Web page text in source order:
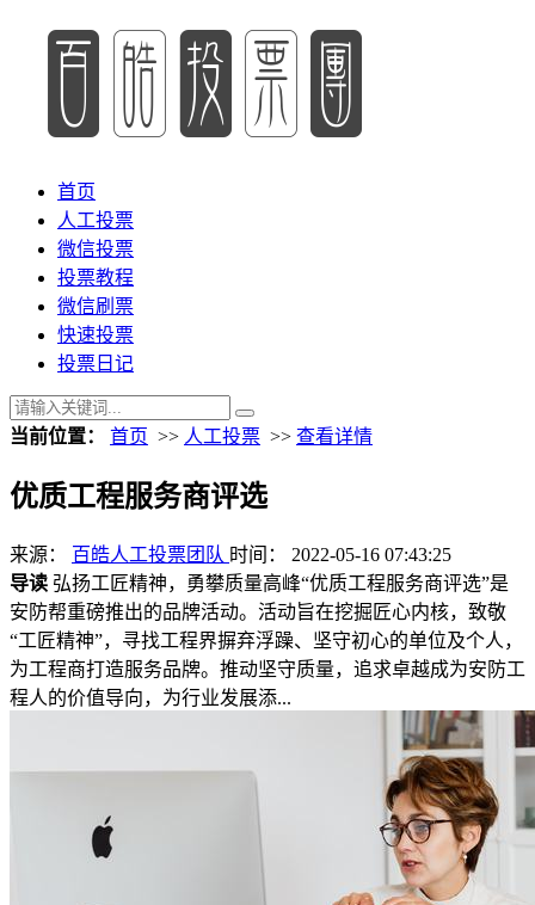
首页
人工投票
微信投票
投票教程
微信刷票
快速投票
投票日记
当前位置： 首页 >> 人工投票 >> 查看详情
优质工程服务商评选
来源： 百皓人工投票团队 时间： 2022-05-16 07:43:25
导读 弘扬工匠精神，勇攀质量高峰“优质工程服务商评选”是
安防帮重磅推出的品牌活动。活动旨在挖掘匠心内核，致敬
“工匠精神”，寻找工程界摒弃浮躁、坚守初心的单位及个人，
为工程商打造服务品牌。推动坚守质量，追求卓越成为安防工
程人的价值导向，为行业发展添...